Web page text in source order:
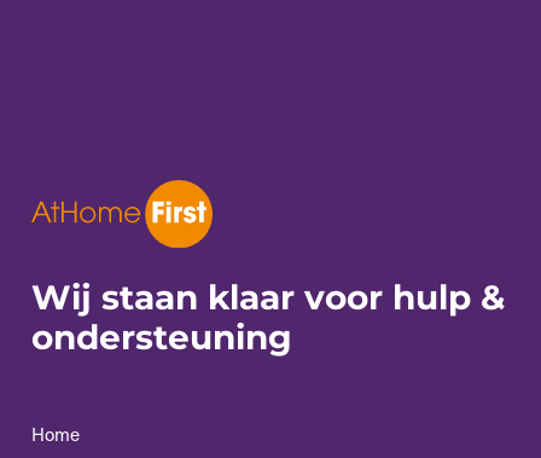
Wij staan klaar voor hulp &
ondersteuning
Home